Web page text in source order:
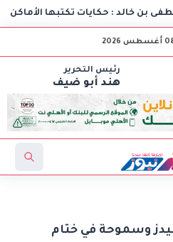
: حكايات تكتبها الأماكن
رئيس التحرير
هند أبو ضيف
وسموحة في ختام